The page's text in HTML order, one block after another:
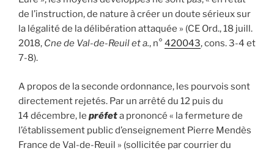
de l’instruction, de nature à créer un doute sérieux sur
la légalité de la délibération attaquée » (CE Ord., 18 juill.
2018, Cne de Val-de-Reuil et a., n° 420043, cons. 3-4 et
7-8).
A propos de la seconde ordonnance, les pourvois sont
directement rejetés. Par un arrêté du 12 puis du
14 décembre, le préfeta prononcé « la fermeture de
l’établissement public d’enseignement Pierre Mendès
France de Val-de-Reuil » (sollicitée par courrier du